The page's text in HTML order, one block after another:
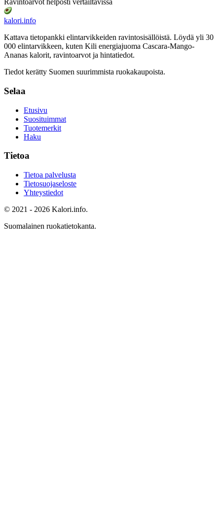
Ravintoarvot helposti vertailtavissa
kalori.info
Kattava tietopankki elintarvikkeiden ravintosisällöistä. Löydä yli 30
000 elintarvikkeen, kuten Kili energiajuoma Cascara-Mango-
Ananas kalorit, ravintoarvot ja hintatiedot.
Tiedot kerätty Suomen suurimmista ruokakaupoista.
Selaa
Etusivu
Suosituimmat
Tuotemerkit
Haku
Tietoa
Tietoa palvelusta
Tietosuojaseloste
Yhteystiedot
© 2021 - 2026 Kalori.info.
Suomalainen ruokatietokanta.